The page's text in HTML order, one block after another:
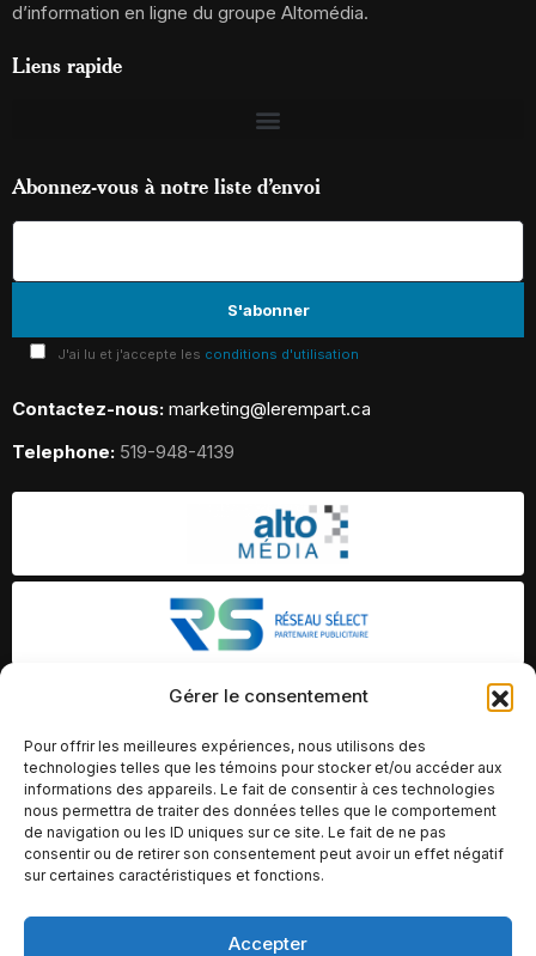
Gérer le consentement
Pour offrir les meilleures expériences, nous utilisons des
technologies telles que les témoins pour stocker et/ou accéder aux
informations des appareils. Le fait de consentir à ces technologies
nous permettra de traiter des données telles que le comportement
de navigation ou les ID uniques sur ce site. Le fait de ne pas
consentir ou de retirer son consentement peut avoir un effet négatif
sur certaines caractéristiques et fonctions.
Accepter
d’information en ligne du groupe Altomédia.
Liens rapide
Abonnez-vous à notre liste d’envoi
J'ai lu et j'accepte les conditions d'utilisation
Contactez-nous: marketing@lerempart.ca
Telephone: 519-948-4139